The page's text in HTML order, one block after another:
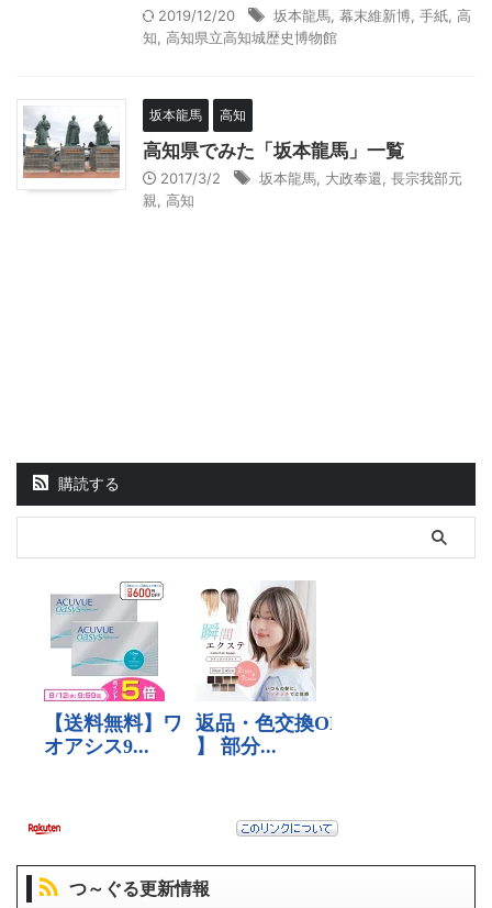
2019/12/20 坂本龍馬 幕末維新博 手紙 高
知 高知県立高知城歴史博物館
坂本龍馬 高知
高知県でみた「坂本龍馬」一覧
2017/3/2 坂本龍馬 大政奉還
長宗我部元
親
高知
購読する
つ～ぐる更新情報